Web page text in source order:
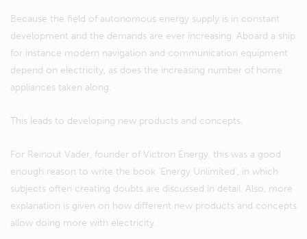
Because the field of autonomous energy supply is in constant
development and the demands are ever increasing. Aboard a ship
for instance modern navigation and communication equipment
depend on electricity, as does the increasing number of home
appliances taken along.
This leads to developing new products and concepts.
For Reinout Vader, founder of Victron Energy, this was a good
enough reason to write the book 'Energy Unlimited', in which
subjects often creating doubts are discussed in detail. Also, more
explanation is given on how different new products and concepts
allow doing more with electricity.